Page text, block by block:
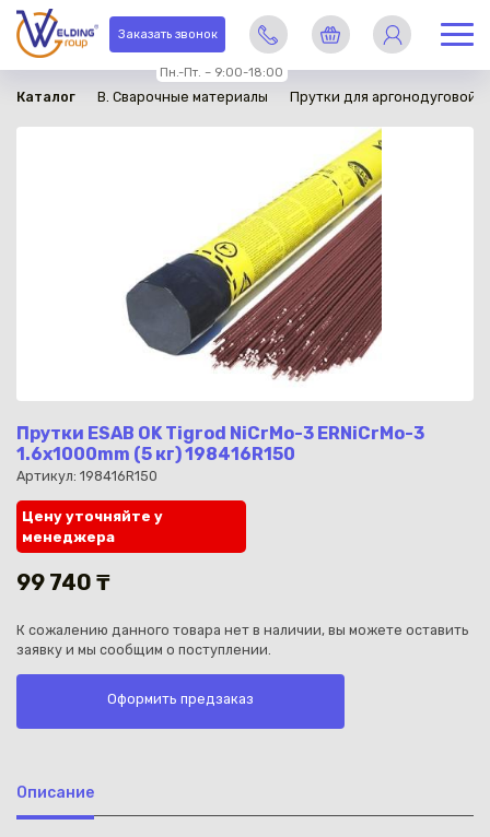
Заказать звонок
Пн.-Пт. – 9:00-18:00
Каз
Каталог B. Сварочные материалы Прутки для аргонодуговой
Прутки ESAB OK Tigrod NiCrMo-3 ERNiCrMo-3
1.6x1000mm (5 кг) 198416R150
Артикул: 198416R150
в наличии
Цену уточняйте у
менеджера
99 740 ₸
К сожалению данного товара нет в наличии, вы можете оставить
заявку и мы сообщим о поступлении.
Оформить предзаказ
Описание